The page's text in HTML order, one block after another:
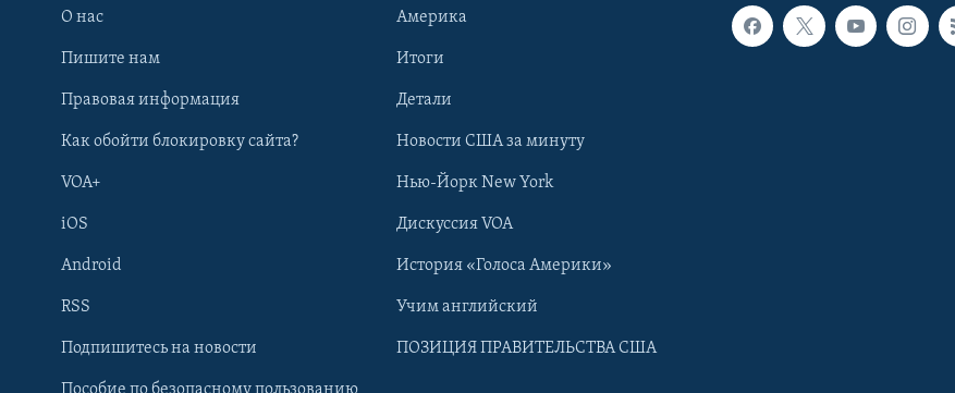
Learning English
О нас
Пишите нам
Правовая информация
Как обойти блокировку сайта?
VOA+
iOS
Android
RSS
Подпишитесь на новости
Пособие по безопасному пользованию
Америка
Итоги
Детали
Новости США за минуту
Нью-Йорк New York
Дискуссия VOA
История «Голоса Америки»
Учим английский
ПОЗИЦИЯ ПРАВИТЕЛЬСТВА США